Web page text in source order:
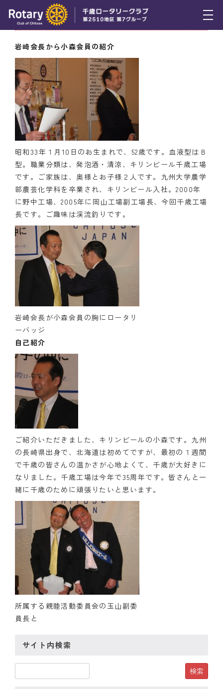
トピックス
例会報告
活動報告
理事会報告
スケジュール
年間プログラム
木曜会
組織図
クラブのあゆみ
クラブの歴史
歴代会長・幹事
記念誌
例会場・事務局の案内
リンク集
情報公開
入会のご案内
4月22日（木） 小森俊明会員の入会式
岩崎会長から小森会員の紹介
昭和33年１月10日のお生まれで、52歳です。血液型はＢ
型。職業分類は、発泡酒・清涼、キリンビール千歳工場
です。ご家族は、奥様とお子様２人です。九州大学農学
部農芸化学科を卒業され、キリンビール入社。2000年
に野中工場、2005年に岡山工場副工場長、今回千歳工場
長です。ご趣味は渓流釣りです。
岩崎会長が小森会員の胸にロータリ
ーバッジ
自己紹介
ご紹介いただきました、キリンビールの小森です。九州
の長崎県出身で、北海道は初めてですが、最初の１週間
で千歳の皆さんの温かさが心地よくて、千歳が大好きに
なりました。千歳工場は今年で35周年です。皆さんと一
緒に千歳のために頑張りたいと思います。
所属する親睦活動委員会の玉山副委
員長と
サイト内検索